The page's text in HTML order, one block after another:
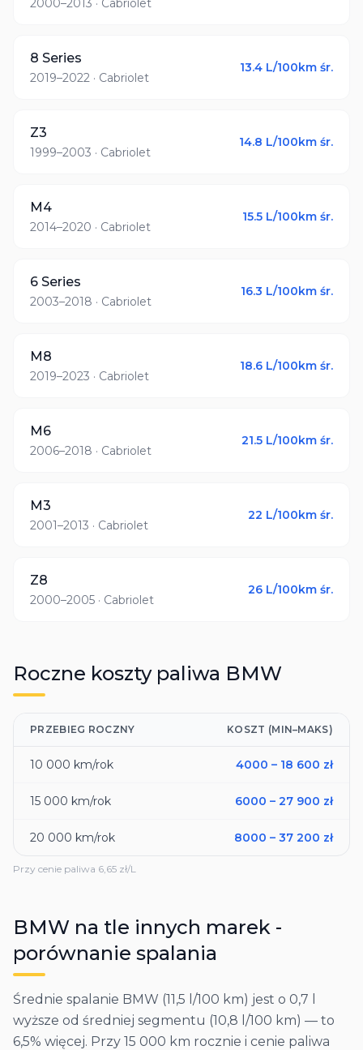
2000–2013 · Cabriolet
8 Series
2019–2022 · Cabriolet
13.4 L/100km śr.
Z3
1999–2003 · Cabriolet
14.8 L/100km śr.
M4
2014–2020 · Cabriolet
15.5 L/100km śr.
6 Series
2003–2018 · Cabriolet
16.3 L/100km śr.
M8
2019–2023 · Cabriolet
18.6 L/100km śr.
M6
2006–2018 · Cabriolet
21.5 L/100km śr.
M3
2001–2013 · Cabriolet
22 L/100km śr.
Z8
2000–2005 · Cabriolet
26 L/100km śr.
Roczne koszty paliwa BMW
PRZEBIEG ROCZNY KOSZT (MIN–MAKS)
10 000 km/rok 4000 – 18 600 zł
15 000 km/rok 6000 – 27 900 zł
20 000 km/rok 8000 – 37 200 zł
Przy cenie paliwa 6,65 zł/L
BMW na tle innych marek -
porównanie spalania
Średnie spalanie BMW (11,5 l/100 km) jest o 0,7 l
wyższe od średniej segmentu (10,8 l/100 km) — to
6,5% więcej. Przy 15 000 km rocznie i cenie paliwa